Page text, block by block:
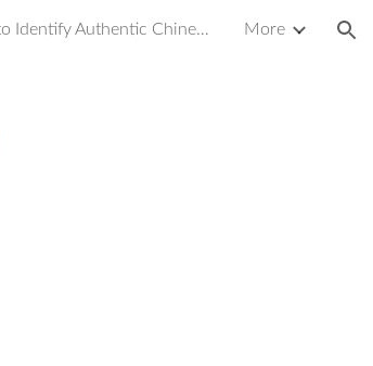
How to Identify Authentic Chinese Antique Porcelain or Ceramics More